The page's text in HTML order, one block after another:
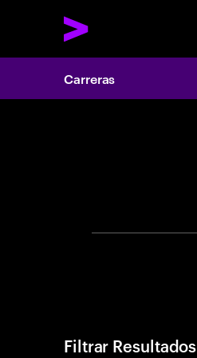
Carreras
Filtrar Resultados